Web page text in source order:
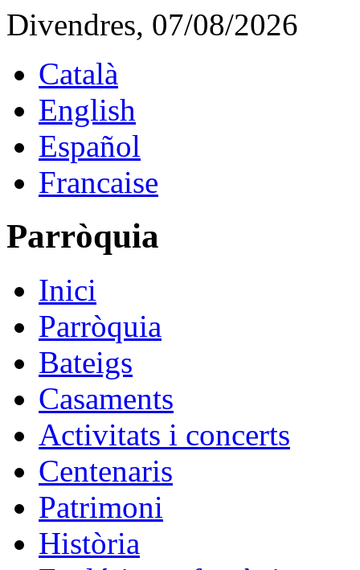
Divendres, 07/08/2026
Català
English
Español
Francaise
Parròquia
Inici
Parròquia
Bateigs
Casaments
Activitats i concerts
Centenaris
Patrimoni
Història